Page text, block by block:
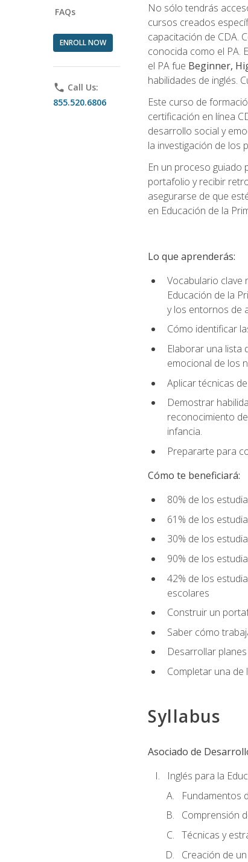
FAQs
ENROLL NOW
phone Call Us:
855.520.6806
No sólo tendrás
cursos creados
capacitación de CDA.
conocida como el PA.
el PA fue Beginner,
habilidades de inglés.
Este curso de
certificación en línea
desarrollo social y
la investigación de los
En un proceso guiado
portafolio y recibir
asegurarse de que
en Educación de la
Lo que aprenderás:
Vocabulario clave
Educación de la
y los entornos de
Cómo identificar
Elaborar una lista
emocional de los
Aplicar técnicas
Demostrar
reconocimiento
infancia.
Prepararte para
Cómo te beneficiará:
80% de los
61% de los
30% de los
90% de los
42% de los
escolares
Construir un
Saber cómo
Desarrollar
Completar una de
Syllabus
Asociado de
Inglés para la
Fundamentos
Comprensión
Técnicas y
Creación de